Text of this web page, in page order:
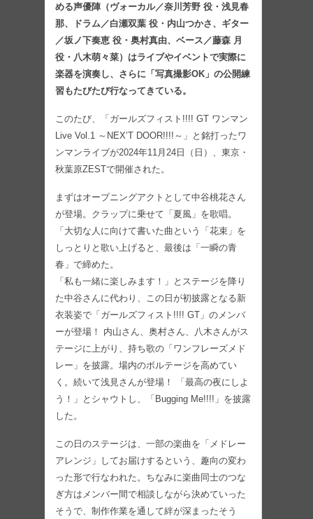
める声優陣（ヴォーカル／奈川芳野 役・浅見春
那、ドラム／白瀬双葉 役・内山つかさ、ギター
／坂ノ下奏恵 役・奥村真由、ベース／藤森 月
役・八木萌々菜）はライブやイベントで実際に
楽器を演奏し、さらに「写真撮影OK」の公開練
習もたびたび行なってきている。
このたび、「ガールズフィスト!!!! GT ワンマン
Live Vol.1 ～NEX’T DOOR!!!!～」と銘打ったワ
ンマンライブが2024年11月24日（日）、東京・
秋葉原ZESTで開催された。
まずはオープニングアクトとして中谷桃花さん
が登場。クラップに乗せて「夏風」を歌唱。
「大切な人に向けて書いた曲という「花束」を
しっとりと歌い上げると、最後は「一瞬の青
春」で締めた。
「私も一緒に楽しみます！」とステージを降り
た中谷さんに代わり、この日が初披露となる新
衣装姿で「ガールズフィスト!!!! GT」のメンバ
ーが登場！ 内山さん、奥村さん、八木さんがス
テージに上がり、持ち歌の「ワンフレーズメド
レー」を披露。場内のボルテージを高めてい
く。続いて浅見さんが登場！ 「最高の夜にしよ
う！」とシャウトし、「Bugging Me!!!!」を披露
した。
この日のステージは、一部の楽曲を「メドレー
アレンジ」してお届けするという、趣向の変わ
った形で行なわれた。ちなみに楽曲同士のつな
ぎ方はメンバー間で相談しながら決めていった
そうで、制作作業を通して絆が深まったそう